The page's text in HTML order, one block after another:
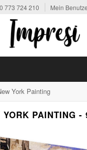
773 724 210 Mein
York Painting
YORK PAINTING -